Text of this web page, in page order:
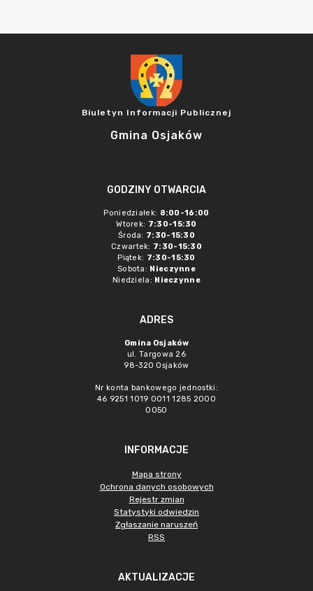
Biuletyn Informacji Publicznej
Gmina Osjaków
GODZINY OTWARCIA
Poniedziałek: 8:00-16:00
Wtorek: 7:30-15:30
Środa: 7:30-15:30
Czwartek: 7:30-15:30
Piątek: 7:30-15:30
Sobota: Nieczynne
Niedziela: Nieczynne
ADRES
Gmina Osjaków
ul. Targowa 26
98-320 Osjaków
Nr konta bankowego jednostki:
46 9251 1019 0011 1285 2000
0050
INFORMACJE
Mapa strony
Ochrona danych osobowych
Rejestr zmian
Statystyki odwiedzin
Zgłaszanie naruszeń
RSS
AKTUALIZACJE